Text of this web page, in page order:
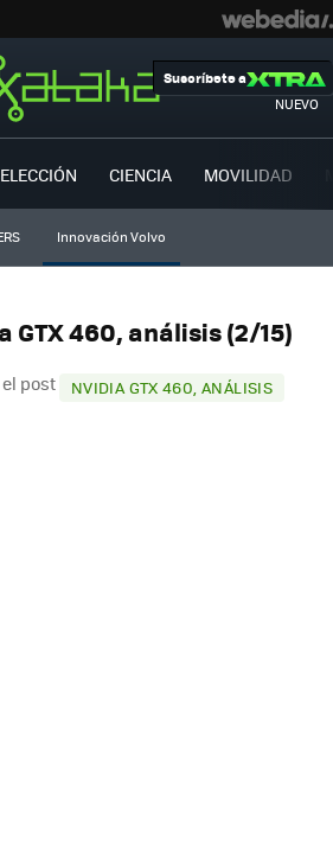
NUEVO
Suscríbete a
CIENCIA MOVILIDAD
Innovación Volvo
GTX 460, análisis (2/15)
post NVIDIA GTX 460, ANÁLISIS